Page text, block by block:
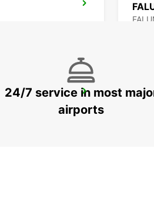
24/7 service in most
airports